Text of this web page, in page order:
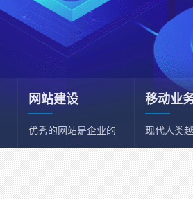
网站建设
优秀的网站是企业的
一张名片
移动业
现代人类
移动端